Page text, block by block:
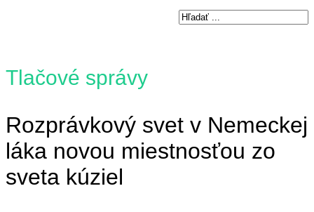
Tlačové správy
Rozprávkový svet v Nemeckej
láka novou miestnosťou zo
sveta kúziel